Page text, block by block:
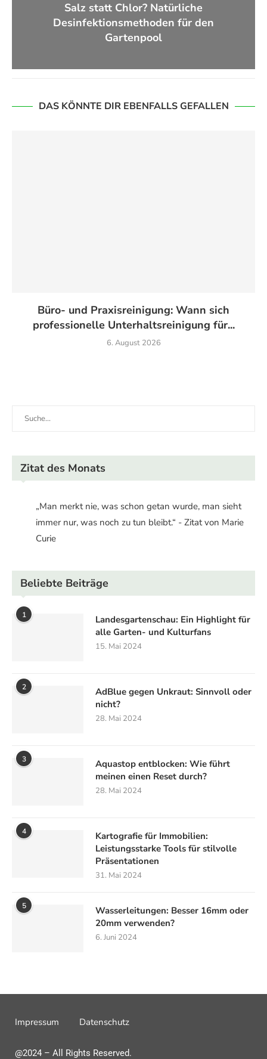
Salz statt Chlor? Natürliche
Desinfektionsmethoden für den
Gartenpool
DAS KÖNNTE DIR EBENFALLS GEFALLEN
Büro- und Praxisreinigung: Wann sich
professionelle Unterhaltsreinigung für...
6. August 2026
Zitat des Monats
„Man merkt nie, was schon getan wurde, man sieht
immer nur, was noch zu tun bleibt.“ - Zitat von Marie
Curie
Beliebte Beiträge
1
Landesgartenschau: Ein Highlight für
alle Garten- und Kulturfans
15. Mai 2024
2
AdBlue gegen Unkraut: Sinnvoll oder
nicht?
28. Mai 2024
3
Aquastop entblocken: Wie führt
meinen einen Reset durch?
28. Mai 2024
4
Kartografie für Immobilien:
Leistungsstarke Tools für stilvolle
Präsentationen
31. Mai 2024
5
Wasserleitungen: Besser 16mm oder
20mm verwenden?
6. Juni 2024
Impressum Datenschutz
@2024 – All Rights Reserved.